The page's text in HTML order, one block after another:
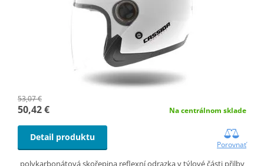
53,07 €
50,42 € Na centrálnom sklade
Detail produktu
Porovnať
polykarbonátová skořepina reflexní odrazka v týlové části přilby